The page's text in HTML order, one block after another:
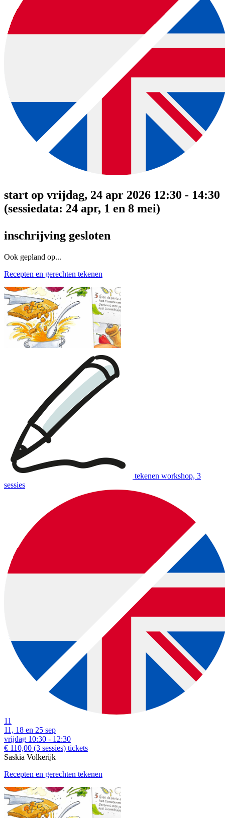
start op vrijdag, 24 apr 2026 12:30 - 14:30
(sessiedata: 24 apr, 1 en 8 mei)
inschrijving gesloten
Ook gepland op...
Recepten en gerechten tekenen
tekenen workshop, 3
sessies
11
11, 18 en 25 sep
vrijdag 10:30 - 12:30
€ 110,00 (3 sessies) tickets
Saskia Volkerijk
Recepten en gerechten tekenen